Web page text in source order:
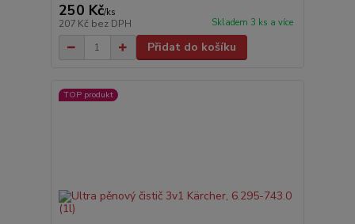
250 Kč/ks
207 Kč bez DPH Skladem 3 ks a více
Přidat do košíku
TOP produkt